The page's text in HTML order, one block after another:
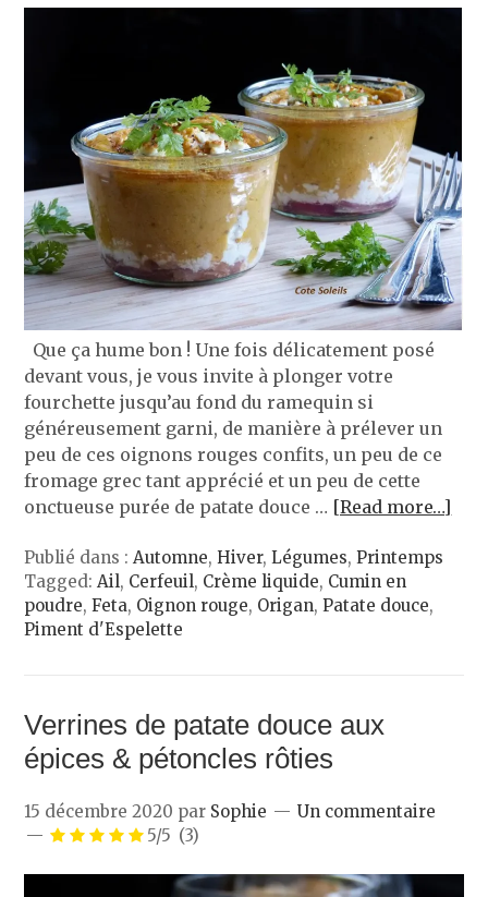
Que ça hume bon ! Une fois délicatement posé
devant vous, je vous invite à plonger votre
fourchette jusqu’au fond du ramequin si
généreusement garni, de manière à prélever un
peu de ces oignons rouges confits, un peu de ce
fromage grec tant apprécié et un peu de cette
onctueuse purée de patate douce … [Read more…]
Publié dans :Automne,Hiver,Légumes,Printemps
Tagged:Ail, Cerfeuil, Crème liquide, Cumin en
poudre,Feta, Oignon rouge, Origan,Patate douce,
Piment d'Espelette
Verrines de patate douce aux
épices & pétoncles rôties
15 décembre 2020 par Sophie
Un commentaire
5/5 (3)